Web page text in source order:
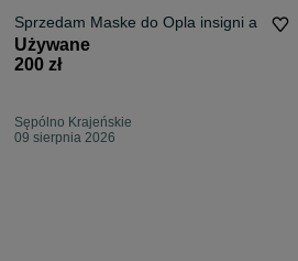
Sprzedam Maske do Opla insigni a
Używane
200 zł
Sępólno Krajeńskie
09 sierpnia 2026